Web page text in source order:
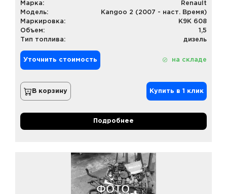
Марка:
Renault
Модель:
Kangoo 2 (2007 - наст. Время)
Маркировка:
K9K 608
Объем:
1,5
Тип топлива:
дизель
Уточнить стоимость на складе
В корзину Купить в 1 клик
Подробнее